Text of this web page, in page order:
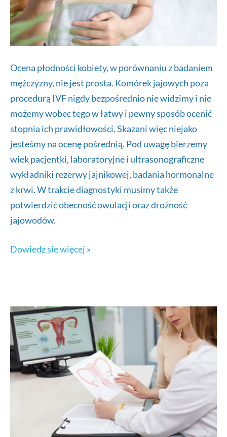
Ocena płodności kobiety, w porównaniu z badaniem
mężczyzny, nie jest prosta. Komórek jajowych poza
procedurą IVF nigdy bezpośrednio nie widzimy i nie
możemy wobec tego w łatwy i pewny sposób ocenić
stopnia ich prawidłowości. Skazani więc niejako
jesteśmy na ocenę pośrednią. Pod uwagę bierzemy
wiek pacjentki, laboratoryjne i ultrasonograficzne
wykładniki rezerwy jajnikowej, badania hormonalne
z krwi. W trakcie diagnostyki musimy także
potwierdzić obecność owulacji oraz drożność
jajowodów.
Testy
Dowiedz sie więcej »